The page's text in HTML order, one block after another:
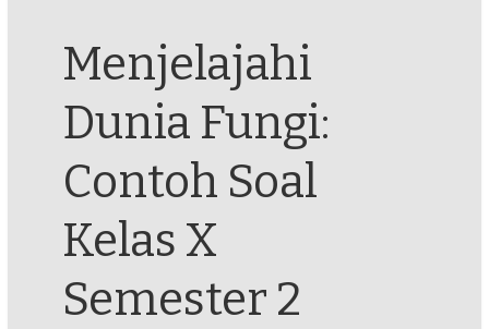
Menjelajahi
Dunia Fungi:
Contoh Soal
Kelas X
Semester 2